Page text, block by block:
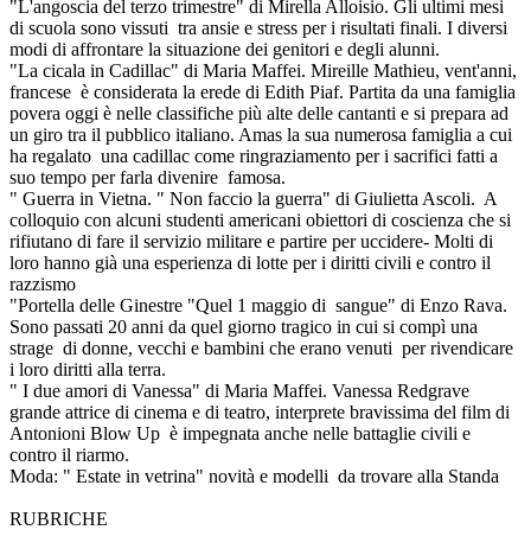
"L'angoscia del terzo trimestre" di Mirella Alloisio. Gli ultimi mesi
di scuola sono vissuti tra ansie e stress per i risultati finali. I diversi
modi di affrontare la situazione dei genitori e degli alunni.
"La cicala in Cadillac" di Maria Maffei. Mireille Mathieu, vent'anni,
francese è considerata la erede di Edith Piaf. Partita da una famiglia
povera oggi è nelle classifiche più alte delle cantanti e si prepara ad
un giro tra il pubblico italiano. Amas la sua numerosa famiglia a cui
ha regalato una cadillac come ringraziamento per i sacrifici fatti a
suo tempo per farla divenire famosa.
" Guerra in Vietna. " Non faccio la guerra" di Giulietta Ascoli. A
colloquio con alcuni studenti americani obiettori di coscienza che si
rifiutano di fare il servizio militare e partire per uccidere- Molti di
loro hanno già una esperienza di lotte per i diritti civili e contro il
razzismo
"Portella delle Ginestre "Quel 1 maggio di sangue" di Enzo Rava.
Sono passati 20 anni da quel giorno tragico in cui si compì una
strage di donne, vecchi e bambini che erano venuti per rivendicare
i loro diritti alla terra.
" I due amori di Vanessa" di Maria Maffei. Vanessa Redgrave
grande attrice di cinema e di teatro, interprete bravissima del film di
Antonioni Blow Up è impegnata anche nelle battaglie civili e
contro il riarmo.
Moda: " Estate in vetrina" novità e modelli da trovare alla Standa
RUBRICHE